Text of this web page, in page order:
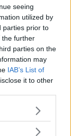
seeing
utilized by
parties prior to
the further
parties on the
may
IAB’s List of
it to other
more Google
may click to
som
alla
Daniel
pratar med
om
frågar sig